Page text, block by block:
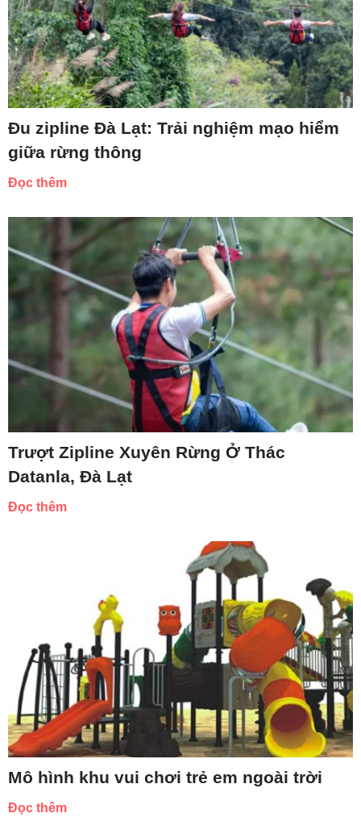
Đu zipline Đà Lạt: Trải nghiệm mạo hiểm
giữa rừng thông
Đọc thêm
Trượt Zipline Xuyên Rừng Ở Thác
Datanla, Đà Lạt
Đọc thêm
Mô hình khu vui chơi trẻ em ngoài trời
Đọc thêm